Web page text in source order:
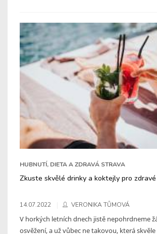
HUBNUTÍ, DIETA A ZDRAVÁ STRAVA
Zkuste skvělé drinky a koktejly pro
14.07.2022 VERONIKA TŮMOVÁ
V horkých letních dnech jistě nepohrdneme
osvěžení, a už vůbec ne takovou, která